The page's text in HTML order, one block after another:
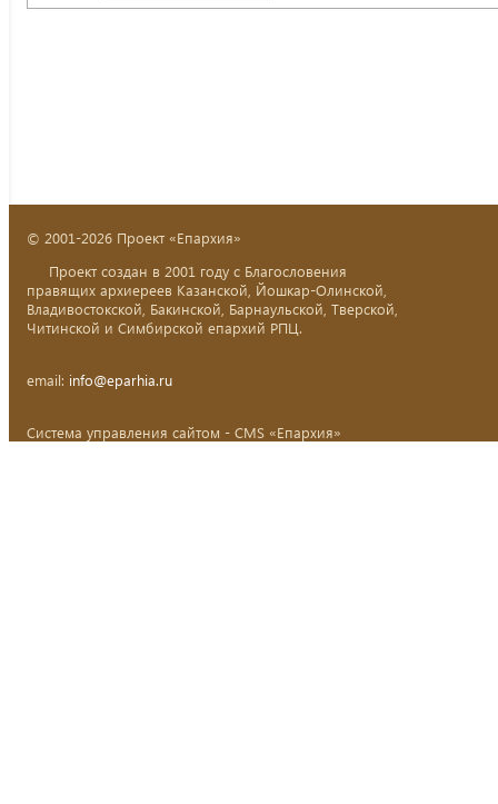
© 2001-2026 Проект «Епархия»
Проект создан в 2001 году с Благословения
правящих архиереев Казанской, Йошкар-Олинской,
Владивостокской, Бакинской, Барнаульской, Тверской,
Читинской и Симбирской епархий РПЦ.
email: info@eparhia.ru
Система управления сайтом - CMS «Епархия»